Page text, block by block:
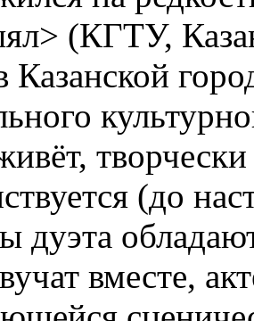
(КГТУ,
Казанской
творчески
(до
дуэта
вместе,